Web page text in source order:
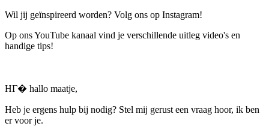
Wil jij geïnspireerd worden? Volg ons op Instagram!
Op ons YouTube kanaal vind je verschillende uitleg video's en
handige tips!
HГ� hallo maatje,
Heb je ergens hulp bij nodig? Stel mij gerust een vraag hoor, ik ben
er voor je.